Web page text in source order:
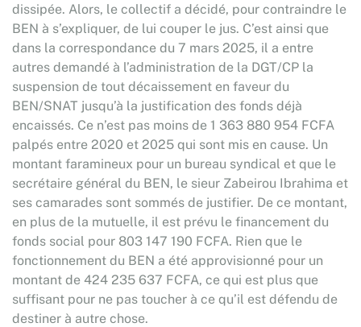
dissipée. Alors, le collectif a décidé, pour contraindre le
BEN à s’expliquer, de lui couper le jus. C’est ainsi que
dans la correspondance du 7 mars 2025, il a entre
autres demandé à l’administration de la DGT/CP la
suspension de tout décaissement en faveur du
BEN/SNAT jusqu’à la justification des fonds déjà
encaissés. Ce n’est pas moins de 1 363 880 954 FCFA
palpés entre 2020 et 2025 qui sont mis en cause. Un
montant faramineux pour un bureau syndical et que le
secrétaire général du BEN, le sieur Zabeirou Ibrahima et
ses camarades sont sommés de justifier. De ce montant,
en plus de la mutuelle, il est prévu le financement du
fonds social pour 803 147 190 FCFA. Rien que le
fonctionnement du BEN a été approvisionné pour un
montant de 424 235 637 FCFA, ce qui est plus que
suffisant pour ne pas toucher à ce qu’il est défendu de
destiner à autre chose.